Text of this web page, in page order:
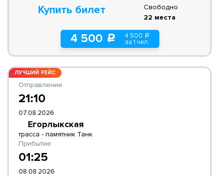
Купить билет
4 500 c 4 500 a
за 1 чел.
Свободно
22 места
ЛУЧШИЙ РЕЙС
Отправление
21:10
07.08.2026
Егорлыкская
трасса - памятник Танк
Прибытие
01:25
08.08.2026